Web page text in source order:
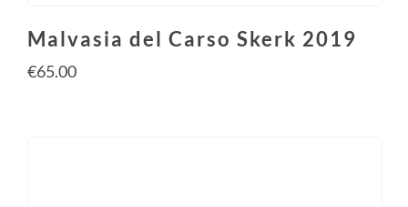
Malvasia del Carso Skerk 2019
€65.00